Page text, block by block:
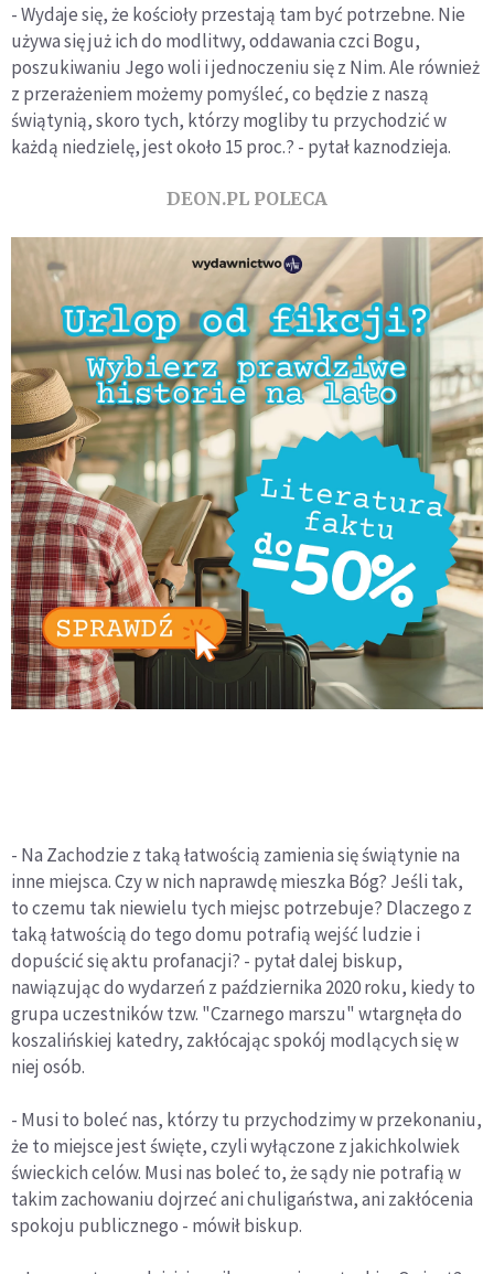
- Wydaje się, że kościoły przestają tam być potrzebne. Nie
używa się już ich do modlitwy, oddawania czci Bogu,
poszukiwaniu Jego woli i jednoczeniu się z Nim. Ale również
z przerażeniem możemy pomyśleć, co będzie z naszą
świątynią, skoro tych, którzy mogliby tu przychodzić w
każdą niedzielę, jest około 15 proc.? - pytał kaznodzieja.
DEON.PL POLECA
- Na Zachodzie z taką łatwością zamienia się świątynie na
inne miejsca. Czy w nich naprawdę mieszka Bóg? Jeśli tak,
to czemu tak niewielu tych miejsc potrzebuje? Dlaczego z
taką łatwością do tego domu potrafią wejść ludzie i
dopuścić się aktu profanacji? - pytał dalej biskup,
nawiązując do wydarzeń z października 2020 roku, kiedy to
grupa uczestników tzw. "Czarnego marszu" wtargnęła do
koszalińskiej katedry, zakłócając spokój modlących się w
niej osób.
- Musi to boleć nas, którzy tu przychodzimy w przekonaniu,
że to miejsce jest święte, czyli wyłączone z jakichkolwiek
świeckich celów. Musi nas boleć to, że sądy nie potrafią w
takim zachowaniu dojrzeć ani chuligaństwa, ani zakłócenia
spokoju publicznego - mówił biskup.